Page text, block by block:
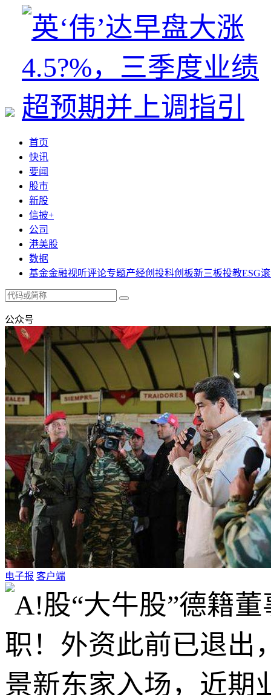
首页
快讯
要闻
股市
新股
信披+
公司
港美股
数据
基金金融视听评论专题产经创投科创板新三板投教ESG
公众号
电子报 客户端